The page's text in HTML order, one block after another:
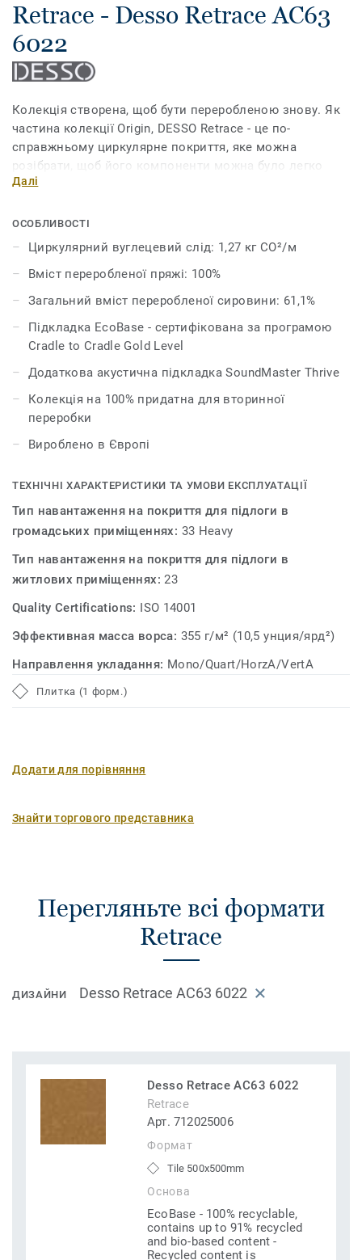
Retrace - Desso Retrace AC63
6022
Колекція створена, щоб бути переробленою знову. Як
частина колекції Origin, DESSO Retrace - це по-
справжньому циркулярне покриття, яке можна
розібрати, щоб його компоненти можна було легко
переробити на сировину для нової килимової плитки.
текстурній варіативності дизайну, запрошуючи знову і
знову торкатися, відчувати та захоплюватися.
У дизайні Retrace надихає сам процес переробки
килимової плитки, і він має таку ж прекрасну
кольорову палітру, як і DESSO Recharge, що робить їх
ідеальним поєднанням.
Далі
ОСОБЛИВОСТІ
Циркулярний вуглецевий слід: 1,27 кг CO²/м
Вміст переробленої пряжі: 100%
Загальний вміст переробленої сировини: 61,1%
Підкладка EcoBase - сертифікована за програмою
Cradle to Cradle Gold Level
Додаткова акустична підкладка SoundMaster Thrive
Колекція на 100% придатна для вторинної
переробки
Вироблено в Європі
ТЕХНІЧНІ ХАРАКТЕРИСТИКИ ТА УМОВИ ЕКСПЛУАТАЦІЇ
Тип навантаження на покриття для підлоги в
громадських приміщеннях: 33 Heavy
Тип навантаження на покриття для підлоги в
житлових приміщеннях:23
Quality Certifications: ISO 14001
Эффективная масса ворса: 355 г/м² (10,5 унция/ярд²)
Направлення укладання: Mono/Quart/HorzA/VertA
Плитка (1 форм.)
Додати для порівняння
Знайти торгового представника
Перегляньте всі формати
Retrace
ДИЗАЙНИ Desso Retrace AC63 6022
Desso Retrace AC63 6022
Retrace
Арт. 712025006
Формат
Tile 500x500mm
Основа
EcoBase - 100% recyclable,
contains up to 91% recycled
and bio-based content -
Recycled content is